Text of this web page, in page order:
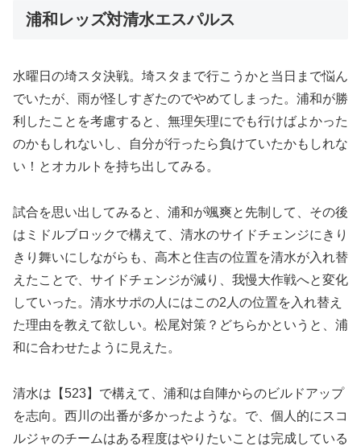
浦和レッズ対清水エスパルス
水曜日の埼スタ決戦。埼スタまで行こうかと当日まで悩ん
でいたが、雨が怪しすぎたのでやめてしまった。浦和が勝
利したことを考慮すると、無理矢理にでも行けばよかった
のかもしれないし、自分が行ったら負けていたかもしれな
い！とオカルトを持ち出してみる。
試合を思い出してみると、浦和が颯爽と先制して、その後
はミドルブロックで構えて、清水のサイドチェンジにきり
きり舞いにしながらも、高木と住吉の位置を清水が入れ替
えたことで、サイドチェンジが減り、我慢大作戦へと変化
していった。清水サポの人にはこの2人の位置を入れ替え
た理由を教えて欲しい。松尾対策？どちらかというと、浦
和に合わせたように見えた。
清水は【523】で構えて、浦和は自陣からのビルドアップ
を志向。西川の出番が多かったような。で、個人的にスコ
ルジャのチームはある程度はやりたいことは完成している